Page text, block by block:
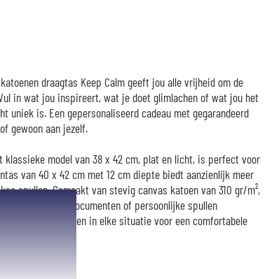
draagtas Keep Calm geeft jou alle vrijheid om de
in wat jou inspireert, wat je doet glimlachen of wat jou het
is. Een gepersonaliseerd cadeau met gegarandeerd
gewoon aan jezelf.
klassieke model van 38 x 42 cm, plat en licht, is perfect voor
van 40 x 42 cm met 12 cm diepte biedt aanzienlijk meer
spullen. Gemaakt van stevig canvas katoen van 310 gr/m²,
hij boeken, documenten of persoonlijke spullen
van 70 cm zorgen in elke situatie voor een comfortabele